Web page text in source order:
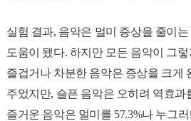
실험 결과, 음악은 멀미 증상을 줄이는
도움이 됐다. 하지만 모든 음악이 그
즐겁거나 차분한 음악은 증상을 크게
주었지만, 슬픈 음악은 오히려 역효과
즐거운 음악은 멀미를 57.3%나 누그